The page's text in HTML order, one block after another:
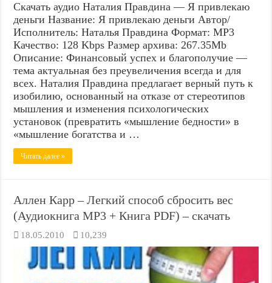
Скачать аудио Наталия Правдина — Я привлекаю
деньги Название: Я привлекаю деньги Автор/
Исполнитель: Наталья Правдина Формат: MP3
Качество: 128 Kbps Размер архива: 267.35Mb
Описание: Финансовый успех и благополучие —
тема актуальная без преувеличения всегда и для
всех. Наталия Правдина предлагает верный путь к
изобилию, основанный на отказе от стереотипов
мышления и изменения психологических
установок (превратить «мышление бедности» в
«мышление богатства и …
Читать далее »
Аллен Карр – Легкий способ сбросить вес
(Аудиокнига MP3 + Книга PDF) – скачать
18.05.2010 10,239